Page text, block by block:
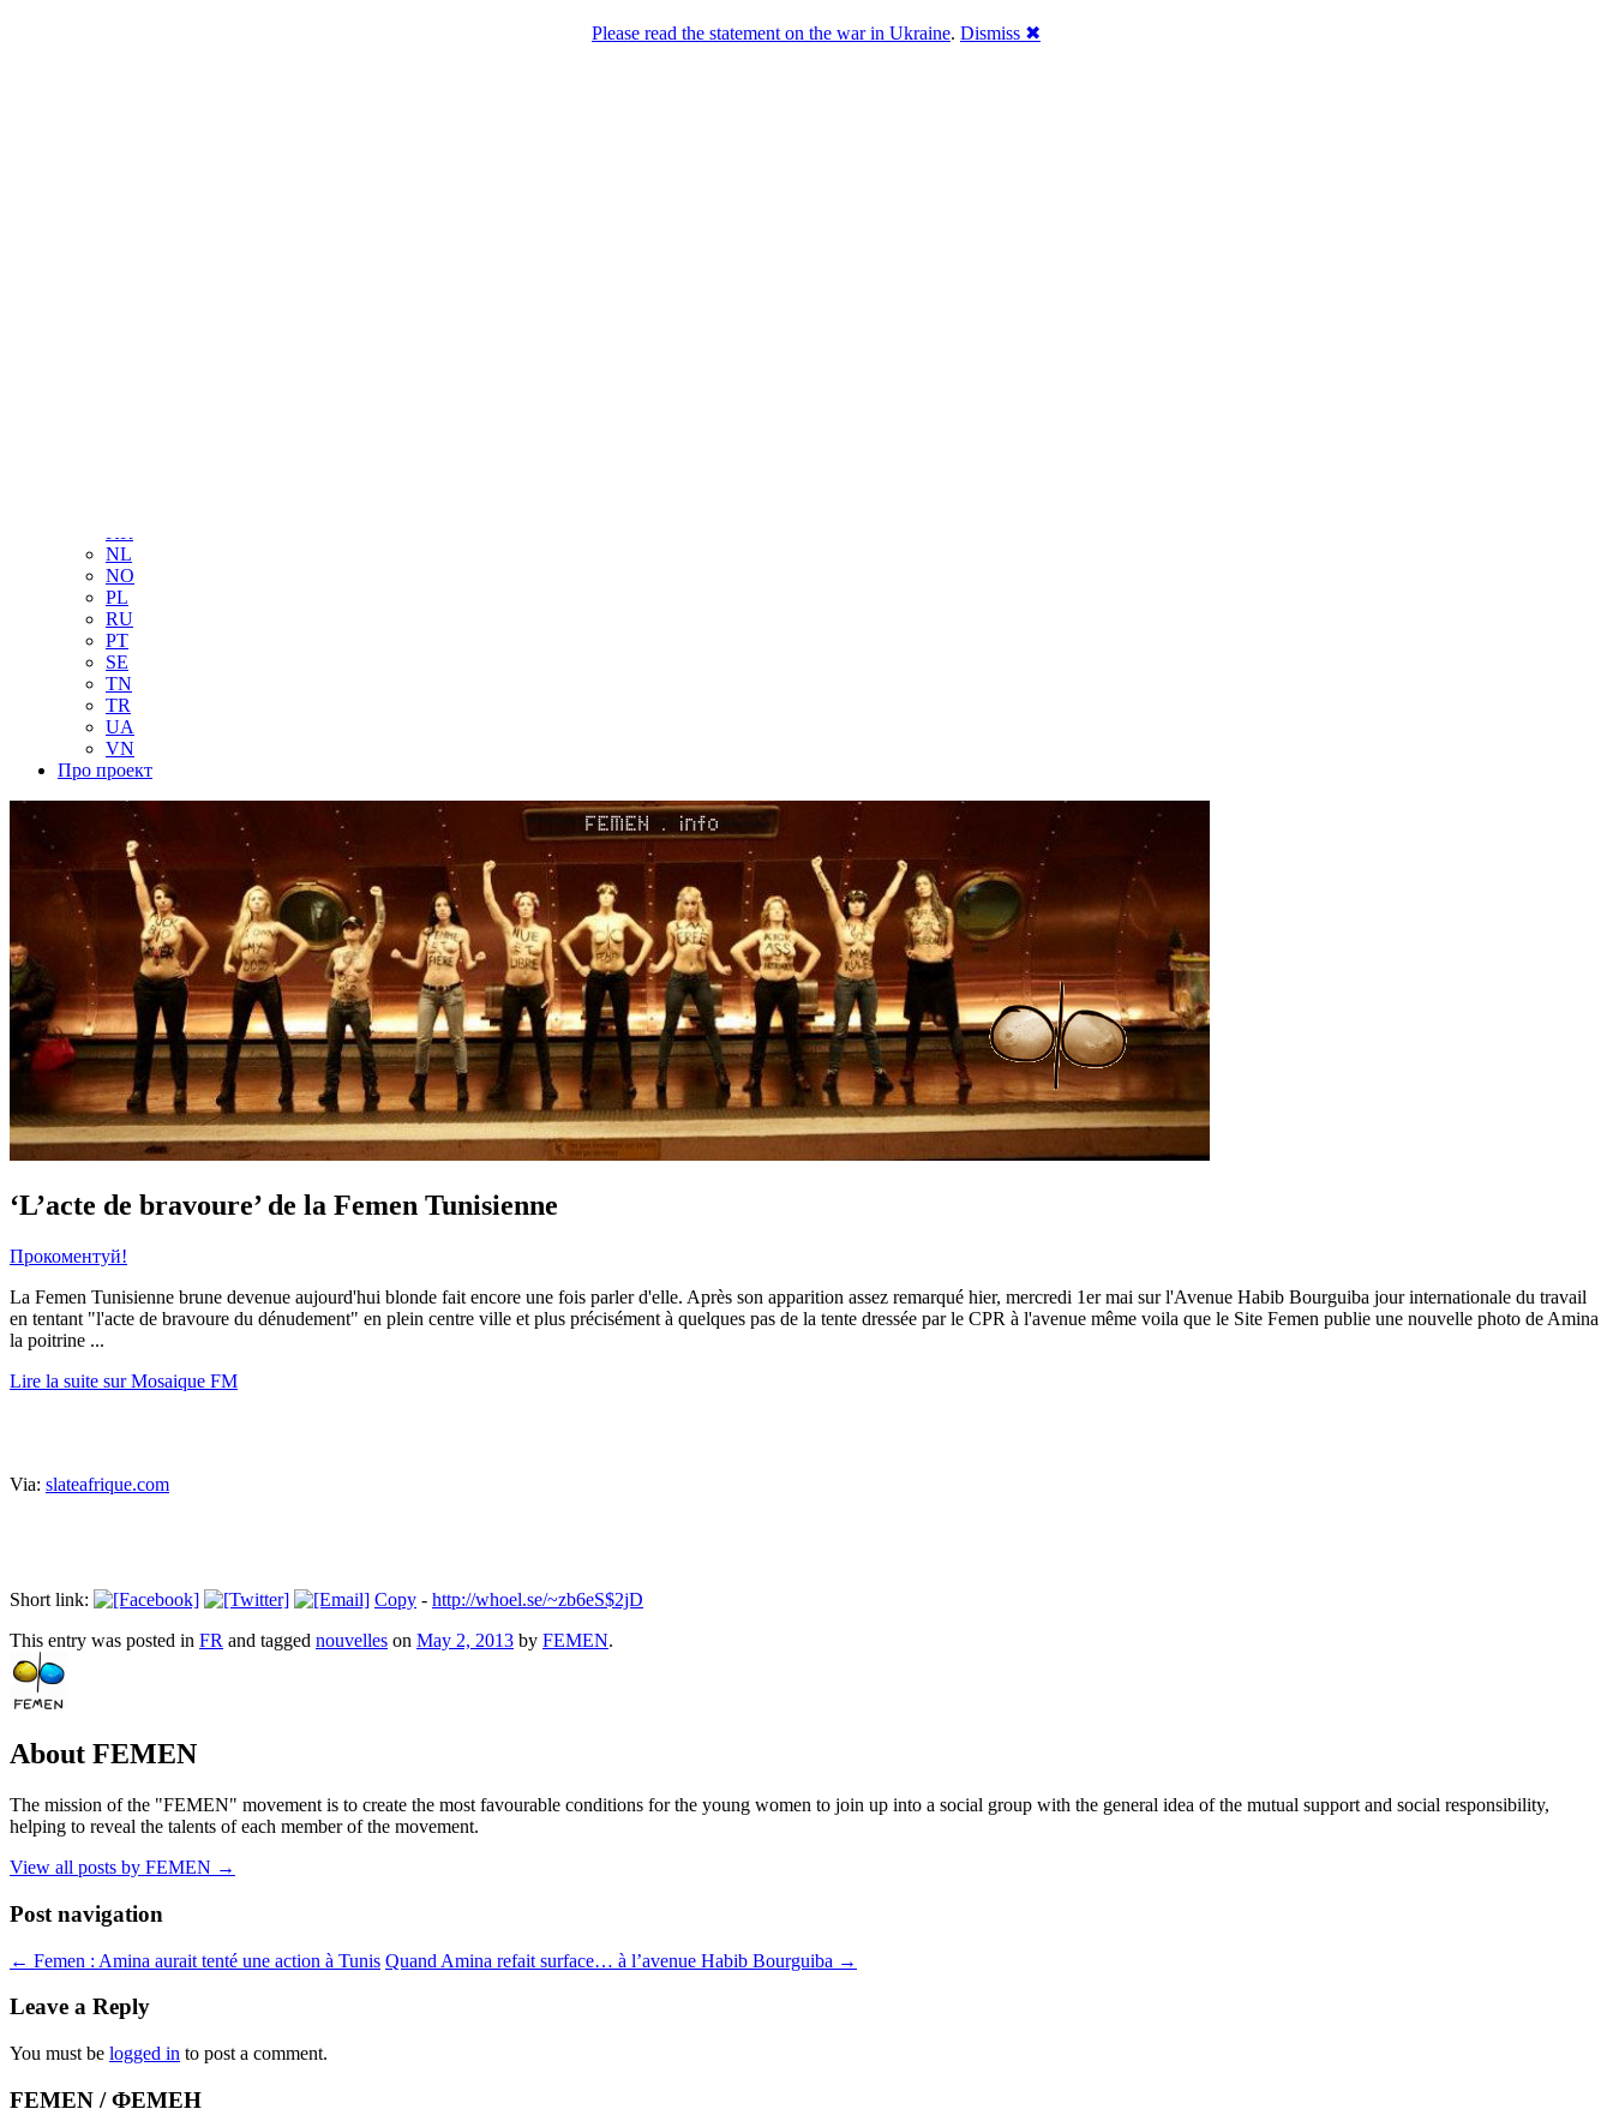
KR
NL
NO
PL
RU
PT
SE
TN
TR
UA
VN
Про проект
‘L’acte de bravoure’ de la Femen Tunisienne
Прокоментуй!
La Femen Tunisienne brune devenue aujourd'hui blonde fait encore une fois parler d'elle. Après son apparition assez remarqué hier, mercredi 1er mai sur l'Avenue Habib Bourguiba jour internationale du travail
en tentant "l'acte de bravoure du dénudement" en plein centre ville et plus précisément à quelques pas de la tente dressée par le CPR à l'avenue même voila que le Site Femen publie une nouvelle photo de Amina
la poitrine ...
Lire la suite sur Mosaique FM
Via: slateafrique.com
Short link: Copy - http://whoel.se/~zb6eS$2jD
This entry was posted in FR and tagged nouvelles on May 2, 2013 by FEMEN.
About FEMEN
The mission of the "FEMEN" movement is to create the most favourable conditions for the young women to join up into a social group with the general idea of the mutual support and social responsibility,
helping to reveal the talents of each member of the movement.
View all posts by FEMEN →
Post navigation
← Femen : Amina aurait tenté une action à Tunis Quand Amina refait surface… à l’avenue Habib Bourguiba →
Leave a Reply
You must be logged in to post a comment.
FEMEN / ФЕМЕН
Please read the statement on the war in Ukraine. Dismiss ✖